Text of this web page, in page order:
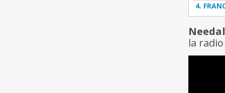
4.
la